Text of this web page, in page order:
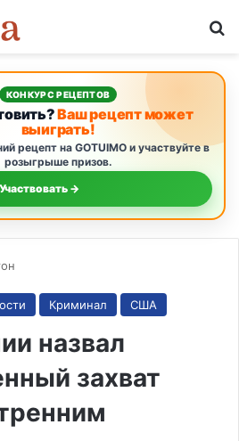
КОНКУРС РЕЦЕПТОВ
Ваш рецепт может
выиграть!
рецепт на GOTUIMO и участвуйте в
розыгрыше призов.
Участвовать →
Криминал США
назвал
захват